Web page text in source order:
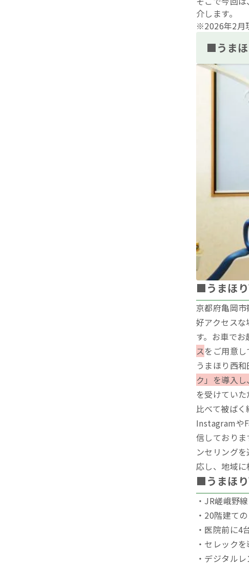
介します。
※2026年2月
■うま
■うまほ
京都府亀岡市
好アクセスな
す。お車でお
スをご用意し
うまほり西
ク」を導入
を受けてい
比べて被ばく
Instagramや
信しておりま
ンセリング
応し、地域に
■うまほ
・JR嵯峨野
・20階建て
・医院前に4
・セレック
・デジタル